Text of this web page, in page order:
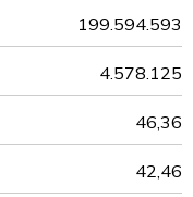
199.594.593
4.578.125
46,36
42,46